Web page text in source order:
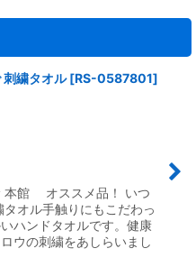
刺繍タオル [RS-0587801]
本館 オススメ品！ いつ
タオル手触りにもこだわっ
ハンドタオルです。健康
ウの刺繍をあしらいまし